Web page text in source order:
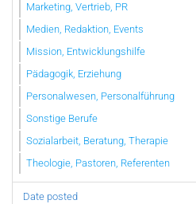
Marketing, Vertrieb, PR
Medien, Redaktion, Events
Mission, Entwicklungshilfe
Pädagogik, Erziehung
Personalwesen, Personalführung
Sonstige Berufe
Sozialarbeit, Beratung, Therapie
Theologie, Pastoren, Referenten
Date posted